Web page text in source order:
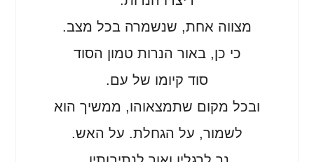
מצווה אחת, שנשמרה בכל מצב.
כי כן, באור הנרות טמון הסוד
סוד קיומו של עם.
ובכל מקום שתמצאוהו, ממשיך הוא
לשמור, על הגחלת. על האש.